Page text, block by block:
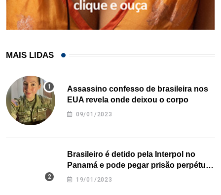
MAIS LIDAS
Assassino confesso de brasileira nos
EUA revela onde deixou o corpo
09/01/2023
Brasileiro é detido pela Interpol no
Panamá e pode pegar prisão perpétua
nos EUA
19/01/2023